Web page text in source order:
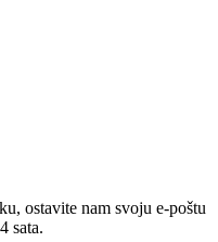
ostavite nam svoju e-poštu
sata.